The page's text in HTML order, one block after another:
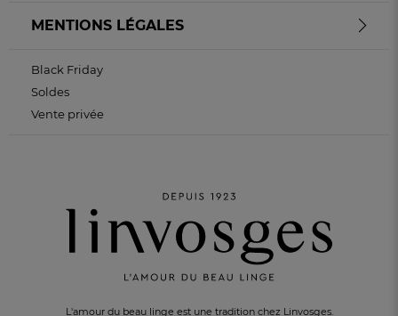
L'amour du beau linge est une tradition chez Linvosges.
MENTIONS LÉGALES
Black Friday
Soldes
Vente privée